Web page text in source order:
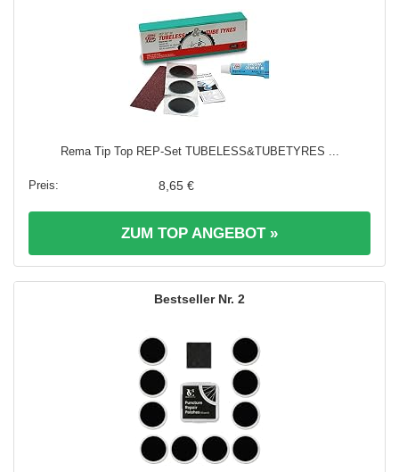
Rema Tip Top REP-Set TUBELESS&TUBETYRES ...
8,65 €
ZUM TOP ANGEBOT »
2